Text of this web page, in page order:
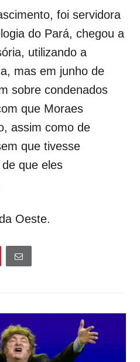
foi servidora
do Pará, chegou a
utilizando a
mas em junho de
sobre condenados
que Moraes
assim como de
que tivesse
que eles
Oeste.